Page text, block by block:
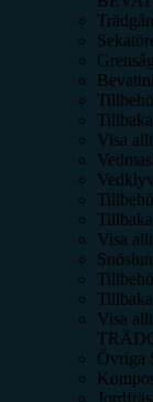
Tillbaka
Visa
Tillbaka
Visa
Tillbaka
Visa
Övriga